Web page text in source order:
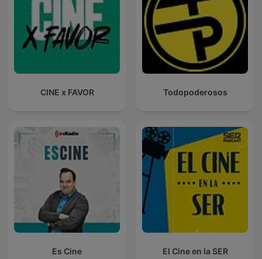
CINE x FAVOR Todopoderosos
Es Cine El Cine en la SER